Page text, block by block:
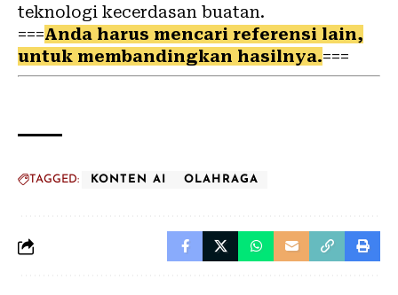
teknologi kecerdasan buatan.
===Anda harus mencari referensi lain,
untuk membandingkan hasilnya.===
TAGGED: KONTEN AI OLAHRAGA